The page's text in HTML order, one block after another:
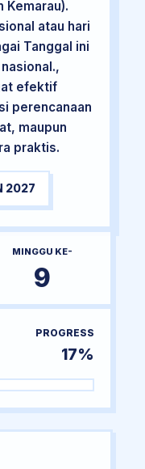
Kemarau).
atau hari
Tanggal ini
efektif
perencanaan
maupun
praktis.
2027
MINGGU KE-
9
PROGRESS
17%